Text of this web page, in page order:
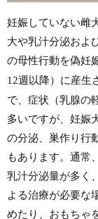
妊娠していない雌
大や乳汁分泌およ
の母性行動を偽妊
12週以降）に産生
で、症状（乳腺の
多いですが、妊娠
の分泌、巣作り行
もあります。通常
乳汁分泌量が多く
よる治療が必要な
めたり、おもちゃ